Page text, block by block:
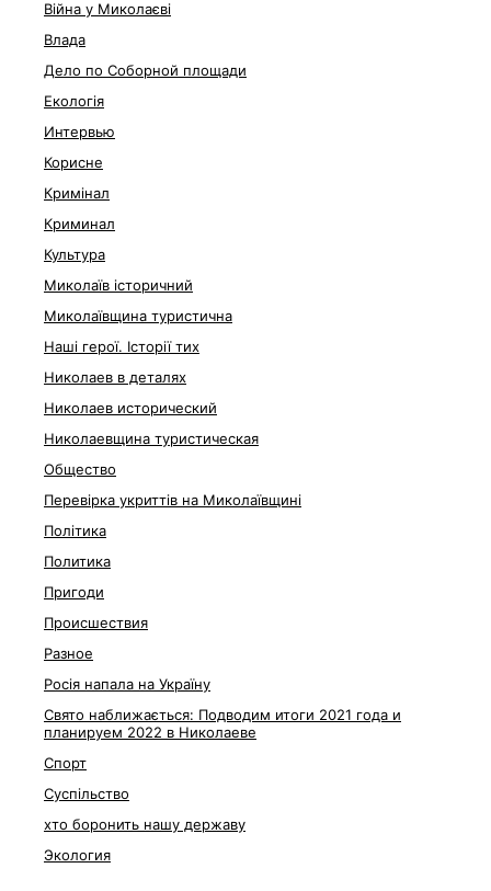
Війна у Миколаєві
Влада
Дело по Соборной площади
Екологія
Интервью
Корисне
Кримінал
Криминал
Культура
Миколаїв історичний
Миколаївщина туристична
Наші герої. Історії тих
Николаев в деталях
Николаев исторический
Николаевщина туристическая
Общество
Перевірка укриттів на Миколаївщині
Політика
Политика
Пригоди
Происшествия
Разное
Росія напала на Україну
Свято наближається: Подводим итоги 2021 года и
планируем 2022 в Николаеве
Спорт
Суспільство
хто боронить нашу державу
Экология